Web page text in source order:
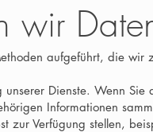
wir
aufgeführt, die wir
Dienste. Wenn
Informationen
zur Verfügung stellen,